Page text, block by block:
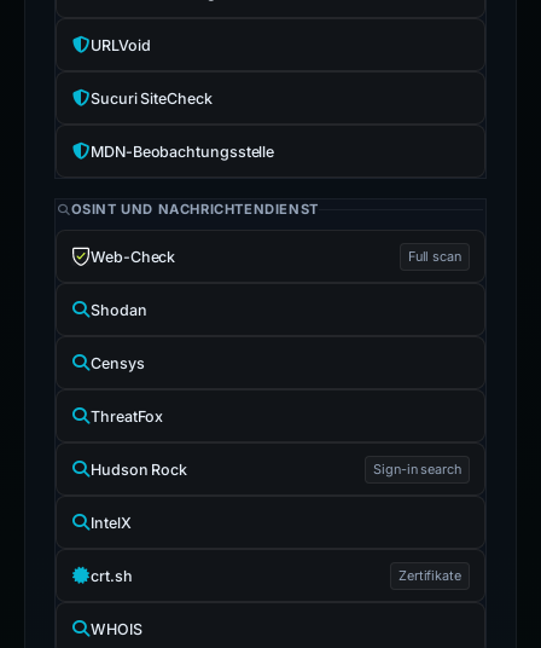
URLVoid
Sucuri SiteCheck
MDN-Beobachtungsstelle
OSINT UND NACHRICHTENDIENST
Web-Check Full scan
Shodan
Censys
ThreatFox
Hudson Rock Sign-in search
IntelX
crt.sh Zertifikate
WHOIS